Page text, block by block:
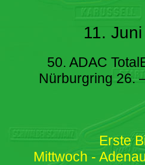
11.
50. ADAC
Nürburgring 26.
Erste
Mittwoch -